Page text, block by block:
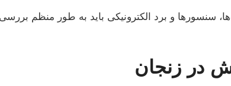
سنسورها و برد الکترونیکی باید به طور منظم
در زنجان